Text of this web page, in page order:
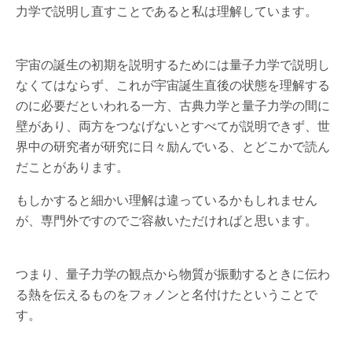
力学で説明し直すことであると私は理解しています。
宇宙の誕生の初期を説明するためには量子力学で説明し
なくてはならず、これが宇宙誕生直後の状態を理解する
のに必要だといわれる一方、古典力学と量子力学の間に
壁があり、両方をつなげないとすべてが説明できず、世
界中の研究者が研究に日々励んでいる、とどこかで読ん
だことがあります。
もしかすると細かい理解は違っているかもしれません
が、専門外ですのでご容赦いただければと思います。
つまり、量子力学の観点から物質が振動するときに伝わ
る熱を伝えるものをフォノンと名付けたということで
す。